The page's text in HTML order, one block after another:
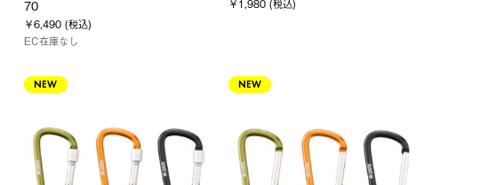
70
￥6,490 (税込)
EC在庫なし
￥1,980 (税込)
NEW NEW